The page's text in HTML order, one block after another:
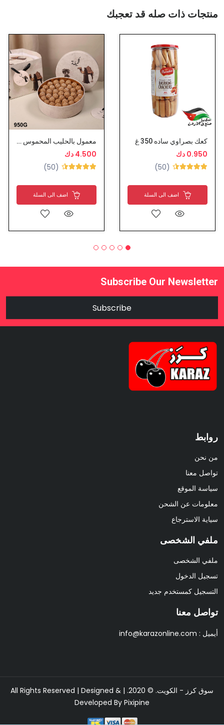
منتجات ذات صله قد تعجبك
كعك بصراوي ساده 350 غ
0.950 دك
(50)
اضف الى السلة
معمول بالحليب المحموس - كجيلة
4.500 دك
(50)
اضف الى السلة
Subscribe Our Newsletter
Subscribe
روابط
من نحن
تواصل معنا
سياسة الموقع
معلومات عن الشحن
سياية الاسترجاع
ملفي الشخصى
ملفي الشخصى
تسجيل الدخول
التسجيل كمستخدم جديد
تواصل معنا
أيميل : info@karazonline.com
سوق كرز - الكويت. © 2020. | All Rights Reserved | Designed &
Developed By Pixipine